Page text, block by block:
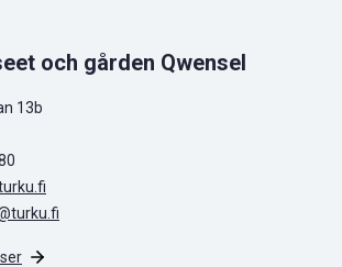
och gården Qwensel
13b